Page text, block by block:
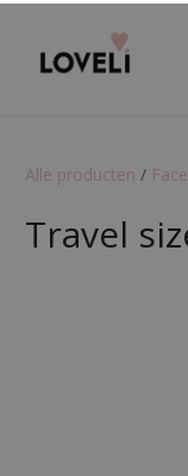
Alle producten /
Travel